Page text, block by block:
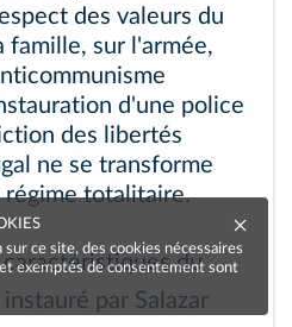
des valeurs du
famille, sur l'armée,
d'une police
des libertés
ne se transforme
régime totalitaire.
du
par Salazar
ce site, des cookies nécessaires
exemptés de consentement sont